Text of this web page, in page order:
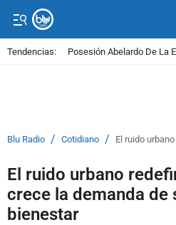
Tendencias: Posesión Abelardo De La
Blu Radio / Cotidiano / El ruido
El ruido urbano
crece la demanda de
bienestar